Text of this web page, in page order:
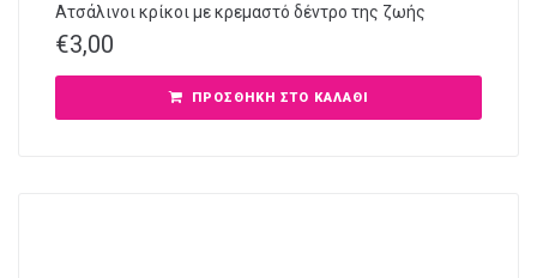
Ατσάλινοι κρίκοι με κρεμαστό δέντρο της ζωής
€3,00
ΠΡΟΣΘΉΚΗ ΣΤΟ ΚΑΛΆΘΙ